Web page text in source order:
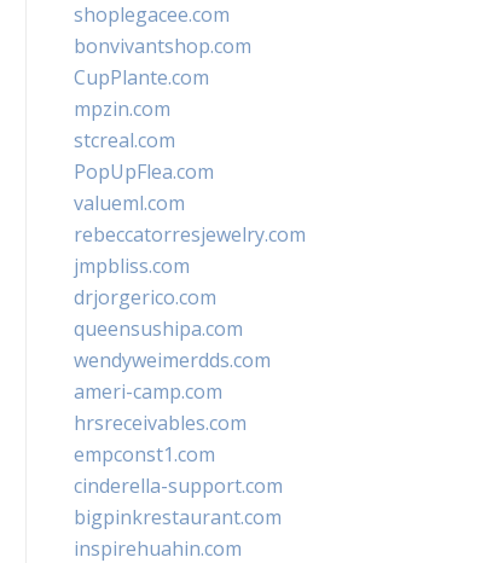
shoplegacee.com
bonvivantshop.com
CupPlante.com
mpzin.com
stcreal.com
PopUpFlea.com
valueml.com
rebeccatorresjewelry.com
jmpbliss.com
drjorgerico.com
queensushipa.com
wendyweimerdds.com
ameri-camp.com
hrsreceivables.com
empconst1.com
cinderella-support.com
bigpinkrestaurant.com
inspirehuahin.com